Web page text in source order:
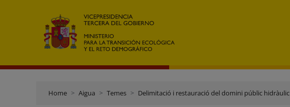
Home Aigua Temes Delimitació i restauració del domini públic hidràulic